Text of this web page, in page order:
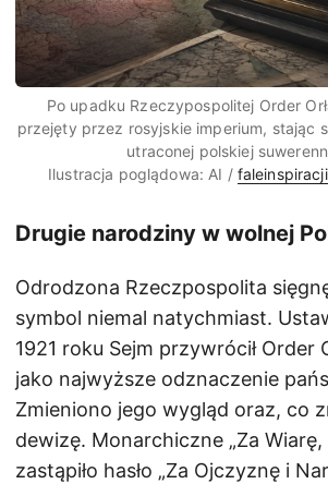
Po upadku Rzeczypospolitej Order
przejęty przez rosyjskie imperium, stając
utraconej polskiej
Ilustracja poglądowa: AI /
Drugie narodziny w wolnej
Odrodzona Rzeczpospolita
symbol niemal natychmiast.
1921 roku Sejm przywrócił Order
jako najwyższe odznaczenie
Zmieniono jego wygląd oraz, co
dewizę. Monarchiczne „Za
zastąpiło hasło „Za Ojczyznę i